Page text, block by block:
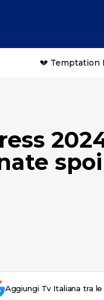
💔 Temptation
Aggiungi Tv Italiana tra